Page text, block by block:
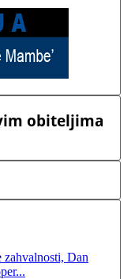
obiteljima
zahvalnosti, Dan